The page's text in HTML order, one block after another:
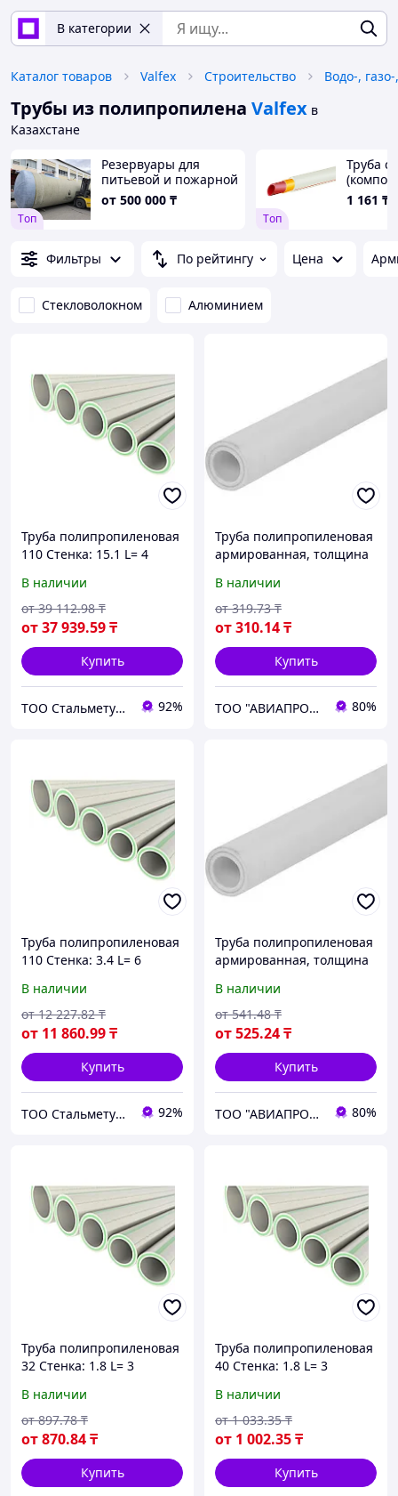
В категории
Каталог товаров Valfex Строительство Водо-,
Трубы из полипропилена Valfex в
Казахстане
Tоп
Резервуары для
питьевой и пожарной
воды и пищевых
продуктов, объёмом
полипропилен
от 500 000 ₸
Tоп
Труба
1 161
Фильтры По рейтингу Цена
Стекловолокном Алюминием
Труба полипропиленовая
110 Стенка: 15.1 L= 4
В наличии
от37 939.59₸
от 39 112.98 ₸
Купить
ТОО Стальметурал 92%
Труба полипропиленовая
армированная, толщина
мм, длина 1000 мм
В наличии
от310.14₸
от 319.73 ₸
Купить
ТОО "АВИАПРОМСТАЛЬ" 80%
Труба полипропиленовая
110 Стенка: 3.4 L= 6
В наличии
от 11 860.99₸
от 12 227.82 ₸
Купить
ТОО Стальметурал 92%
Труба полипропиленовая
армированная, толщина
мм, длина 2000 мм
В наличии
от525.24₸
от 541.48 ₸
Купить
ТОО "АВИАПРОМСТАЛЬ" 80%
Труба полипропиленовая
32 Стенка: 1.8 L= 3
В наличии
от870.84₸
от 897.78 ₸
Купить
Труба полипропиленовая
40 Стенка: 1.8 L= 3
В наличии
от 1 002.35₸
от 1 033.35 ₸
Купить